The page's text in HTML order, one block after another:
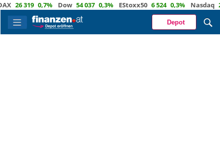
26 319 0,7% Dow 54 037 0,3% EStoxx50 6 524 0,3% Nasdaq 29
Depot